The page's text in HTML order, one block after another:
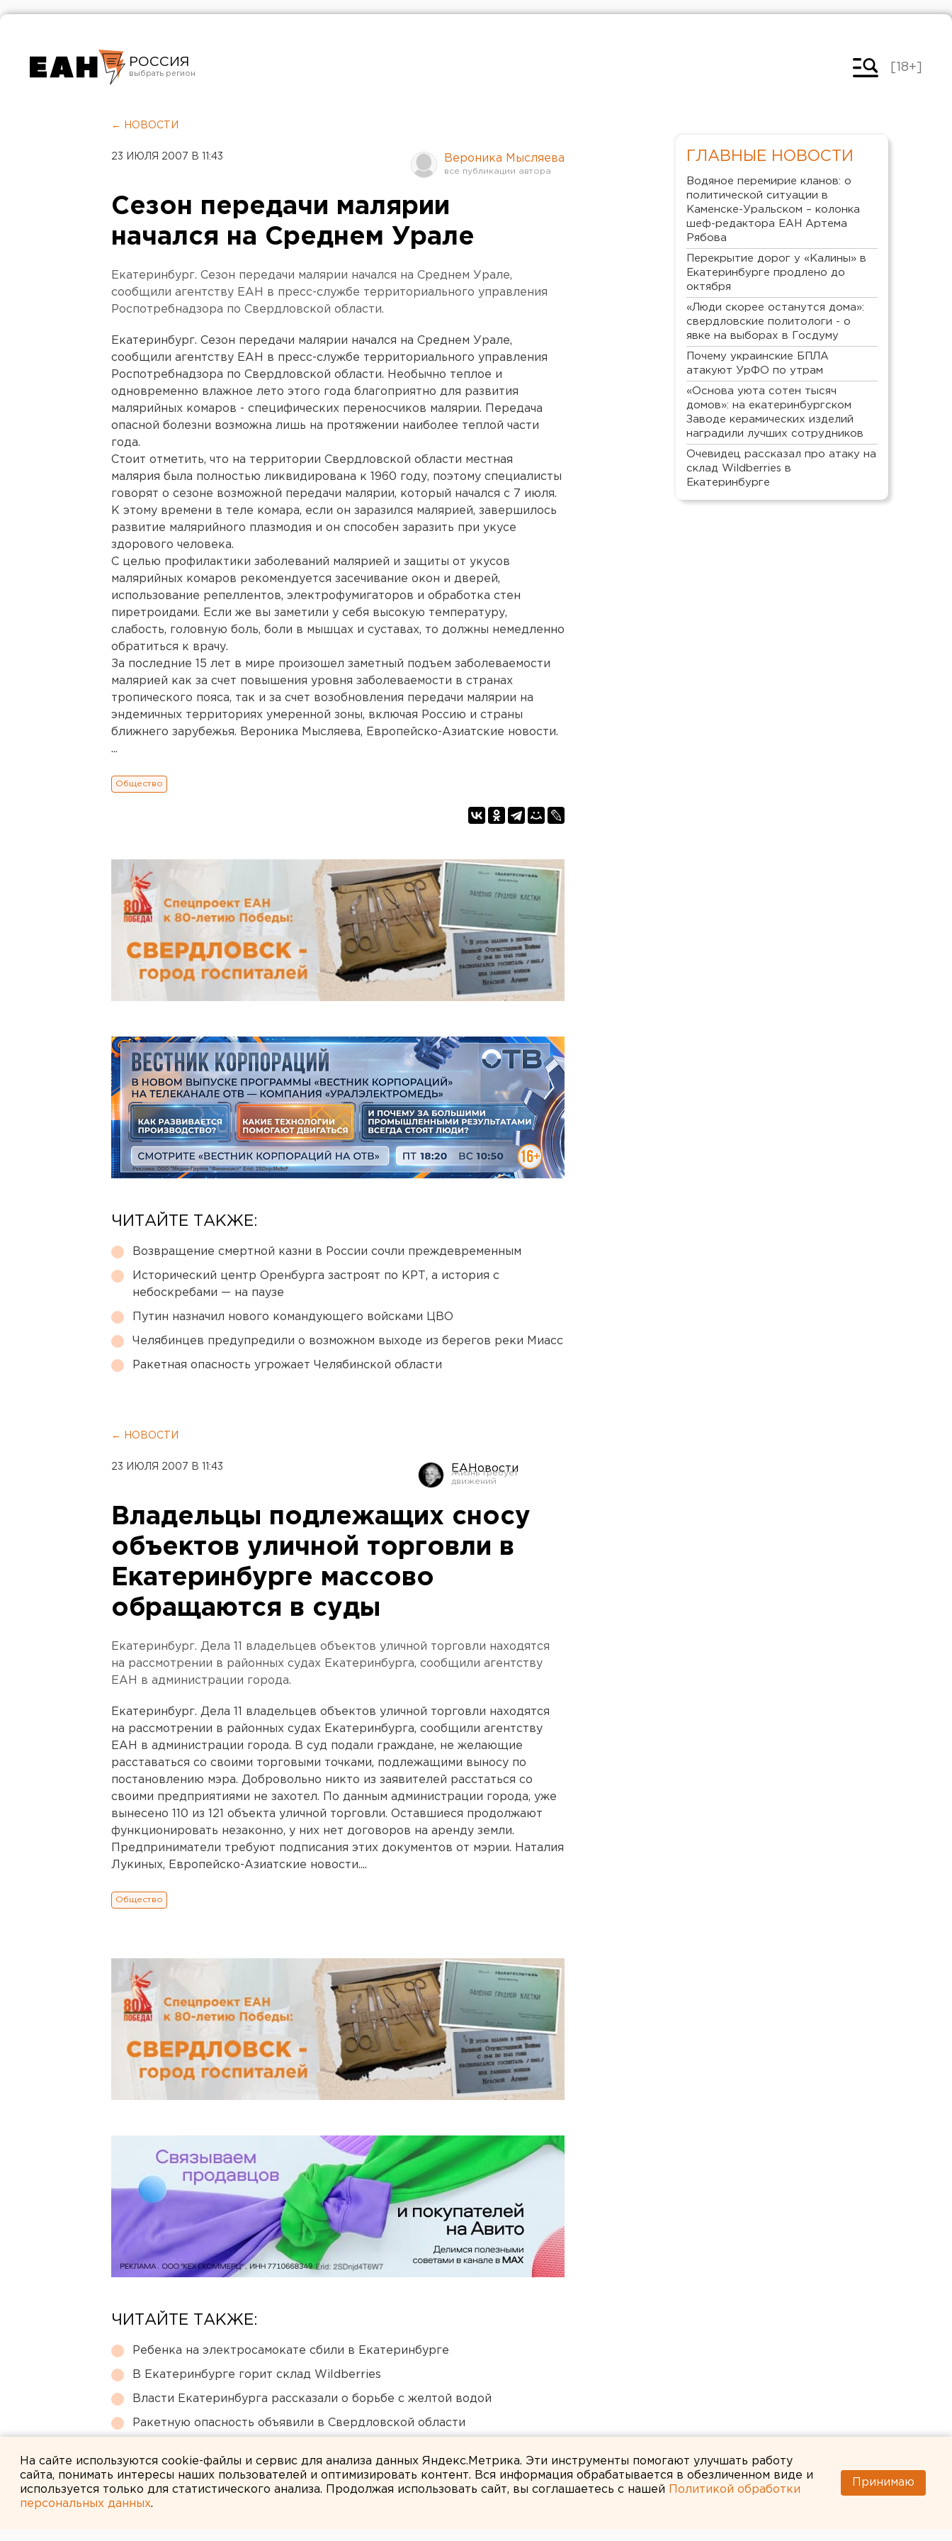
РОССИЯ
Челябинск
[18+]
← НОВОСТИ
23 ИЮЛЯ 2007 В 11:43 Вероника Мысляева
Сезон передачи малярии
начался на Среднем Урале
Екатеринбург. Сезон передачи малярии начался на Среднем Урале,
сообщили агентству ЕАН в пресс-службе территориального управления
Роспотребнадзора по Свердловской области.
Екатеринбург. Сезон передачи малярии начался на Среднем Урале,
сообщили агентству ЕАН в пресс-службе территориального управления
Роспотребнадзора по Свердловской области. Необычно теплое и
одновременно влажное лето этого года благоприятно для развития
малярийных комаров - специфических переносчиков малярии. Передача
опасной болезни возможна лишь на протяжении наиболее теплой части
года.
Стоит отметить, что на территории Свердловской области местная
малярия была полностью ликвидирована к 1960 году, поэтому специалисты
говорят о сезоне возможной передачи малярии, который начался с 7 июля.
К этому времени в теле комара, если он заразился малярией, завершилось
развитие малярийного плазмодия и он способен заразить при укусе
здорового человека.
С целью профилактики заболеваний малярией и защиты от укусов
малярийных комаров рекомендуется засечивание окон и дверей,
использование репеллентов, электрофумигаторов и обработка стен
пиретроидами. Если же вы заметили у себя высокую температуру,
слабость, головную боль, боли в мышцах и суставах, то должны немедленно
обратиться к врачу.
За последние 15 лет в мире произошел заметный подъем заболеваемости
малярией как за счет повышения уровня заболеваемости в странах
тропического пояса, так и за счет возобновления передачи малярии на
эндемичных территориях умеренной зоны, включая Россию и страны
ближнего зарубежья. Вероника Мысляева, Европейско-Азиатские новости.
...
Общество
ЧИТАЙТЕ ТАКЖЕ:
Возвращение смертной казни в России сочли преждевременным
Исторический центр Оренбурга застроят по КРТ, а история с
небоскребами — на паузе
Путин назначил нового командующего войсками ЦВО
Челябинцев предупредили о возможном выходе из берегов реки Миасс
Ракетная опасность угрожает Челябинской области
← НОВОСТИ
23 ИЮЛЯ 2007 В 11:43 ЕАНовости
Владельцы подлежащих сносу
объектов уличной торговли в
Екатеринбурге массово
обращаются в суды
Екатеринбург. Дела 11 владельцев объектов уличной торговли находятся
на рассмотрении в районных судах Екатеринбурга, сообщили агентству
ЕАН в администрации города.
Екатеринбург. Дела 11 владельцев объектов уличной торговли находятся
на рассмотрении в районных судах Екатеринбурга, сообщили агентству
ЕАН в администрации города. В суд подали граждане, не желающие
расставаться со своими торговыми точками, подлежащими выносу по
постановлению мэра. Добровольно никто из заявителей расстаться со
своими предприятиями не захотел. По данным администрации города, уже
вынесено 110 из 121 объекта уличной торговли. Оставшиеся продолжают
функционировать незаконно, у них нет договоров на аренду земли.
Предприниматели требуют подписания этих документов от мэрии. Наталия
Лукиных, Европейско-Азиатские новости....
Общество
ЧИТАЙТЕ ТАКЖЕ:
Ребенка на электросамокате сбили в Екатеринбурге
В Екатеринбурге горит склад Wildberries
Власти Екатеринбурга рассказали о борьбе с желтой водой
Ракетную опасность объявили в Свердловской области
ГЛАВНЫЕ НОВОСТИ
Водяное перемирие кланов: о
политической ситуации в
Каменске-Уральском – колонка
шеф-редактора ЕАН Артема
Рябова
Перекрытие дорог у «Калины» в
Екатеринбурге продлено до
октября
«Люди скорее останутся дома»:
свердловские политологи - о
явке на выборах в Госдуму
Почему украинские БПЛА
атакуют УрФО по утрам
«Основа уюта сотен тысяч
домов»: на екатеринбургском
Заводе керамических изделий
наградили лучших сотрудников
Очевидец рассказал про атаку на
склад Wildberries в
Екатеринбурге
На сайте используются cookie-файлы и сервис для анализа данных Яндекс.Метрика. Эти инструменты помогают улучшать работу
сайта, понимать интересы наших пользователей и оптимизировать контент. Вся информация обрабатывается в обезличенном виде и
используется только для статистического анализа. Продолжая использовать сайт, вы соглашаетесь с нашей
Политикой обработки
персональных данных.
Принимаю